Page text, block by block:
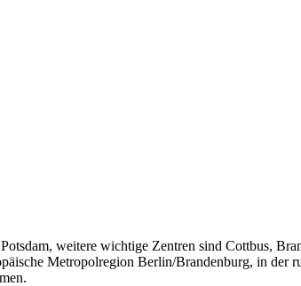
weitere wichtige Zentren sind Cottbus,
Metropolregion Berlin/Brandenburg, in der